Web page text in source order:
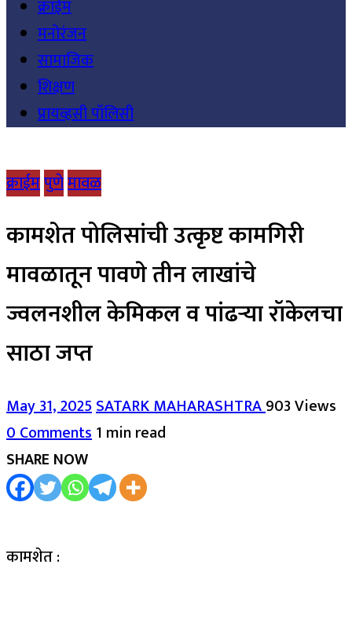
क्राईम
मनोरंजन
सामाजिक
शिक्षण
प्रायव्हसी पॉलिसी
क्राईमपुणेमावळ
कामशेत पोलिसांची उत्कृष्ट कामगिरी
मावळातून पावणे तीन लाखांचे
ज्वलनशील केमिकल व पांढऱ्या रॉकेलचा
साठा जप्त
May 31, 2025SATARK MAHARASHTRA903 Views
0 Comments1 min read
SHARE NOW
कामशेत :